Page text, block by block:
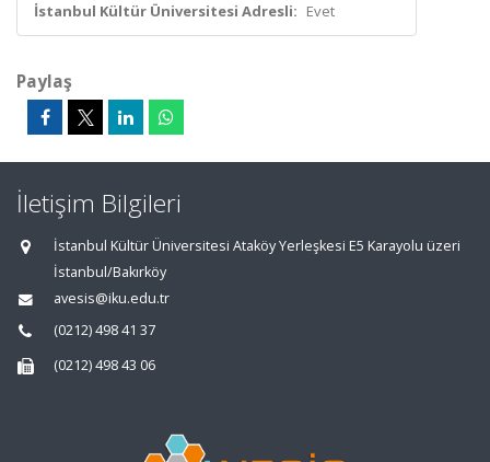
İstanbul Kültür Üniversitesi Adresli: Evet
Paylaş
İletişim Bilgileri
İstanbul Kültür Üniversitesi Ataköy Yerleşkesi E5 Karayolu üzeri
İstanbul/Bakırköy
avesis@iku.edu.tr
(0212) 498 41 37
(0212) 498 43 06